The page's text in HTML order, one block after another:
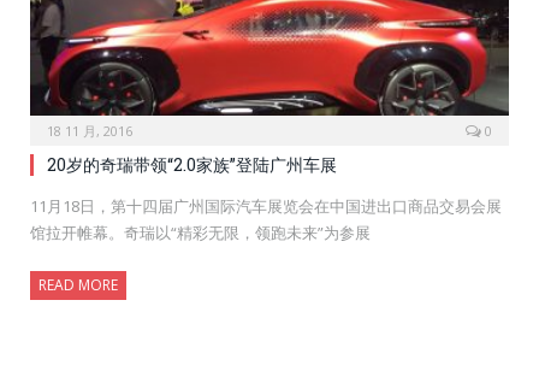
18 11 月, 2016 0
20岁的奇瑞带领“2.0家族”登陆广州车展
11月18日，第十四届广州国际汽车展览会在中国进出口商品交易会展
馆拉开帷幕。奇瑞以“精彩无限，领跑未来”为参展
READ MORE